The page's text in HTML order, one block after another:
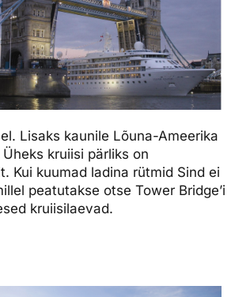
Lisaks kaunile Lõuna-Ameerika
kruiisi pärliks on
Kui kuumad ladina rütmid Sind ei
peatutakse otse Tower Bridge’i
kruiisilaevad.